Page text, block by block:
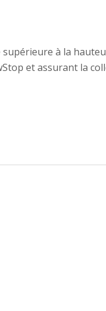
à la
et assurant la